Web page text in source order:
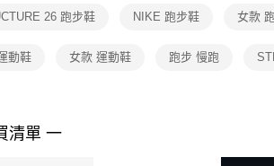
26 跑步鞋 NIKE 跑步鞋 女款
動鞋 女款 運動鞋 跑步 慢跑
清單 一